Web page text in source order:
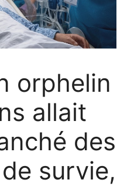
orphelin
allait
des
survie,